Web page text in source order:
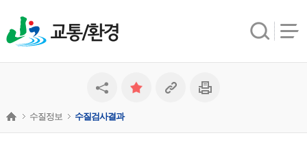
교통/환경
수질정보 수질검사결과